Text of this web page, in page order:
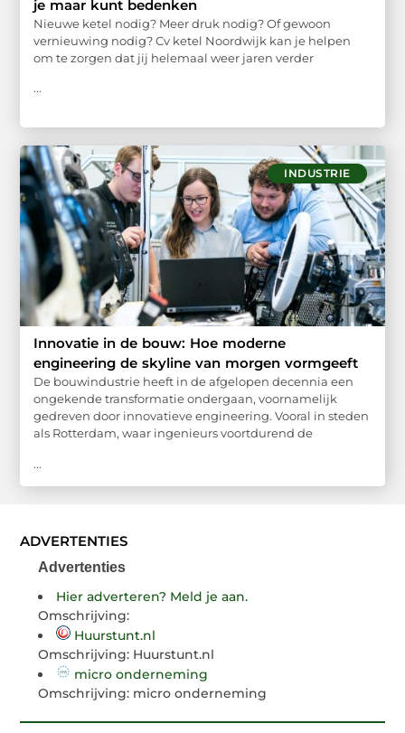
je maar kunt bedenken
Nieuwe ketel nodig? Meer druk nodig? Of gewoon
vernieuwing nodig? Cv ketel Noordwijk kan je helpen
om te zorgen dat jij helemaal weer jaren verder
...
INDUSTRIE
Innovatie in de bouw: Hoe moderne
engineering de skyline van morgen vormgeeft
De bouwindustrie heeft in de afgelopen decennia een
ongekende transformatie ondergaan, voornamelijk
gedreven door innovatieve engineering. Vooral in steden
als Rotterdam, waar ingenieurs voortdurend de
...
ADVERTENTIES
Advertenties
Hier adverteren? Meld je aan.
Omschrijving:
Huurstunt.nl
Omschrijving: Huurstunt.nl
micro onderneming
Omschrijving: micro onderneming